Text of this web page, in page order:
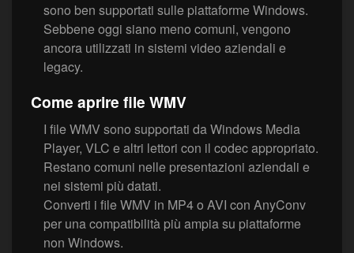
sono ben supportati sulle piattaforme Windows.
Sebbene oggi siano meno comuni, vengono
ancora utilizzati in sistemi video aziendali e
legacy.
Come aprire file WMV
I file WMV sono supportati da Windows Media
Player, VLC e altri lettori con il codec appropriato.
Restano comuni nelle presentazioni aziendali e
nei sistemi più datati.
Converti i file WMV in MP4 o AVI con AnyConv
per una compatibilità più ampia su piattaforme
non Windows.